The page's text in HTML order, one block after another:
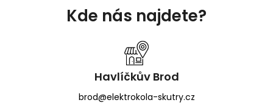
Kde nás najdete?
Havlíčkův Brod
brod@elektrokola-skutry.cz